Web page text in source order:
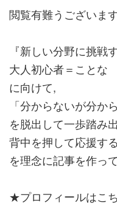
閲覧有難うございま
『新しい分野に挑戦
大人初心者＝ことな
に向けて,
「分からないが分か
を脱出して一歩踏み
背中を押して応援す
を理念に記事を作っ
★プロフィールはこ